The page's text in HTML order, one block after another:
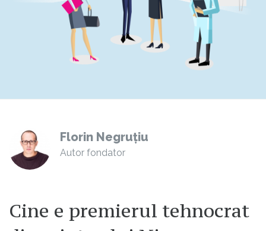
Florin Negruțiu
Autor fondator
Cine e premierul tehnocrat